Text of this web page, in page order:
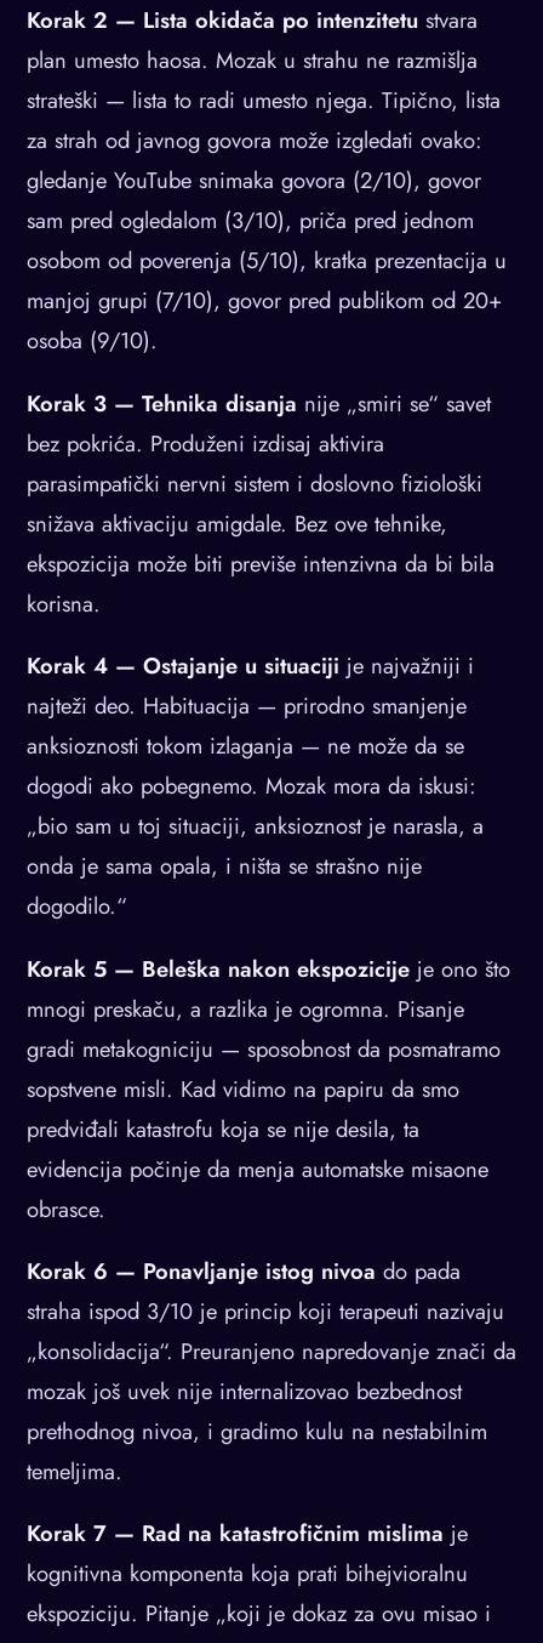
Korak 2 — Lista okidača po intenzitetu stvara
plan umesto haosa. Mozak u strahu ne razmišlja
strateški — lista to radi umesto njega. Tipično, lista
za strah od javnog govora može izgledati ovako:
gledanje YouTube snimaka govora (2/10), govor
sam pred ogledalom (3/10), priča pred jednom
osobom od poverenja (5/10), kratka prezentacija u
manjoj grupi (7/10), govor pred publikom od 20+
osoba (9/10).
Korak 3 — Tehnika disanja nije „smiri se“ savet
bez pokrića. Produženi izdisaj aktivira
parasimpatički nervni sistem i doslovno fiziološki
snižava aktivaciju amigdale. Bez ove tehnike,
ekspozicija može biti previše intenzivna da bi bila
korisna.
Korak 4 — Ostajanje u situaciji je najvažniji i
najteži deo. Habituacija — prirodno smanjenje
anksioznosti tokom izlaganja — ne može da se
dogodi ako pobegnemo. Mozak mora da iskusi:
„bio sam u toj situaciji, anksioznost je narasla, a
onda je sama opala, i ništa se strašno nije
dogodilo.“
Korak 5 — Beleška nakon ekspozicije je ono što
mnogi preskaču, a razlika je ogromna. Pisanje
gradi metakogniciju — sposobnost da posmatramo
sopstvene misli. Kad vidimo na papiru da smo
predviđali katastrofu koja se nije desila, ta
evidencija počinje da menja automatske misaone
obrasce.
Korak 6 — Ponavljanje istog nivoa do pada
straha ispod 3/10 je princip koji terapeuti nazivaju
„konsolidacija“. Preuranjeno napredovanje znači da
mozak još uvek nije internalizovao bezbednost
prethodnog nivoa, i gradimo kulu na nestabilnim
temeljima.
Korak 7 — Rad na katastrofičnim mislima je
kognitivna komponenta koja prati bihejvioralnu
ekspoziciju. Pitanje „koji je dokaz za ovu misao i